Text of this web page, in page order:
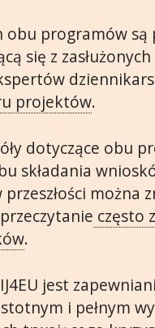
obu programów są
się z
projektów.
dotyczące obu
składania
można
często
.
jest
i pełnym